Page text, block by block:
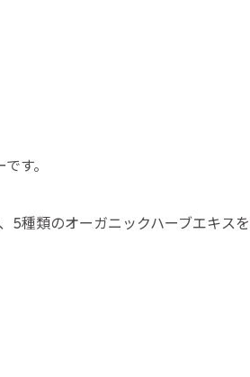
す。
種類のオーガニックハーブエキス